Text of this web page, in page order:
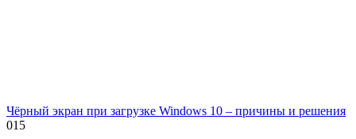
Чёрный экран при загрузке Windows 10 – причины и решения
015